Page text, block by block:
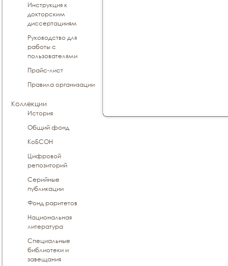
Инструкция к
докторским
диссертацииям
Руководство для
работы с
пользователями
Прайс-лист
Правила организации
Коллекции
История
Общий фонд
КоБСОН
Цифровой
репозиторий
Серийные
публикации
Фонд раритетов
Национальная
литература
Специальные
библиотеки и
завещания